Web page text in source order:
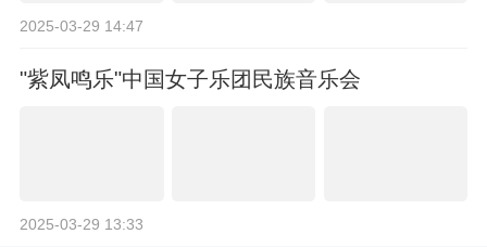
2025-03-29 14:47
"紫凤鸣乐"中国女子乐团民族音乐会
2025-03-29 13:33